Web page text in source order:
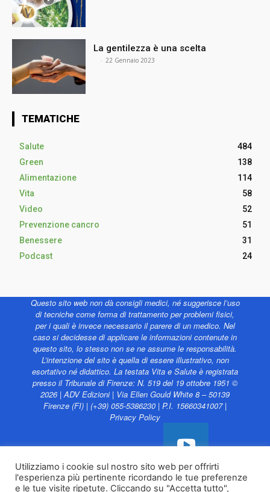
La gentilezza è una scelta
- 22 Gennaio 2023
TEMATICHE
Salute
484
Green
138
Alimentazione
114
Vita
58
Video
52
Prevenzione cancro
51
Benessere
31
Podcast
24
Questo sito web non dà consigli medici, né suggerisce l’uso
di tecniche come forma di trattamento per problemi fisici,
per i quali è invece necessario il parere di un medico. Nel
caso si decidesse di applicare le informazioni contenute in
questo sito, lo stesso non se ne assume le responsabilità.
L’intenzione del sito è quella di essere illustrativo, non
esortativo né didattico. La testata Vita e Salute è registrata
presso il Tribunale di Firenze: N. 519 del 19 ottobre 1951 ©
2026 | ADV Edizioni | Via Ellen Gould White 8 – 50139
Firenze (FI) | (+39) 055-5386230 | P.I. 15660341007 |
Privacy Policy
Vita e Salute web è
Utilizziamo i cookie sul nostro sito web per offrirti
l'esperienza più pertinente ricordando le tue preferenze
e le tue visite ripetute. Cliccando su "Accetta tutto",